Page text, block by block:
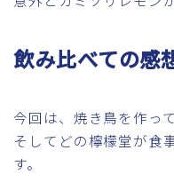
飲み比べての感
今回は、焼き鳥を作っ
そしてどの檸檬堂が食
す。